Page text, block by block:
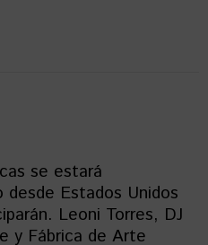
se estará
Estados Unidos
Leoni Torres, DJ
y Fábrica de Arte